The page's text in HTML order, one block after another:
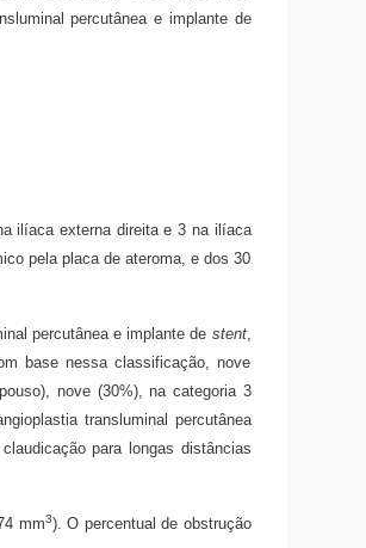
percutânea e implante de
ilíaca externa direita e 3 na ilíaca
pela placa de ateroma, e dos 30
percutânea e implante de stent,
base nessa classificação, nove
nove (30%), na categoria 3
transluminal percutânea
para longas distâncias
mm3). O percentual de obstrução